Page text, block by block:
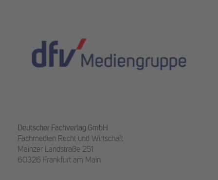
Deutscher Fachverlag GmbH
Fachmedien Recht und Wirtschaft
Mainzer Landstraße 251
60326 Frankfurt am Main